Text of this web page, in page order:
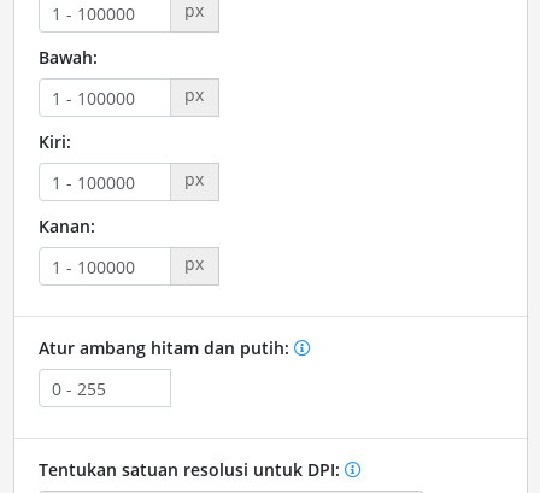
px
Bawah:
px
Kiri:
px
Kanan:
px
Atur ambang hitam dan putih:
Tentukan satuan resolusi untuk DPI: